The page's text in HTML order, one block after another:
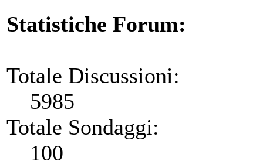
Statistiche Forum:
Totale Discussioni:
5985
Totale Sondaggi:
100